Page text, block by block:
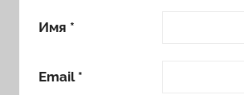
Имя *
Email *